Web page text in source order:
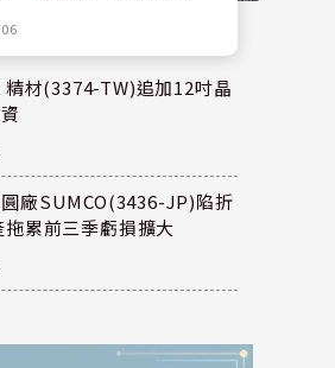
材(3374-TW)追加12吋晶
廠SUMCO(3436-JP)陷折
累前三季虧損擴大